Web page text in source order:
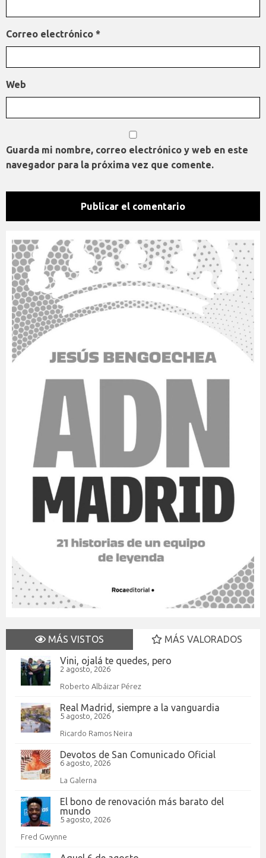
Correo electrónico *
Web
Guarda mi nombre, correo electrónico y web en este
navegador para la próxima vez que comente.
MÁS VISTOS
MÁS VALORADOS
Vini, ojalá te quedes, pero
2 agosto, 2026
Roberto Albáizar Pérez
Real Madrid, siempre a la vanguardia
5 agosto, 2026
Ricardo Ramos Neira
Devotos de San Comunicado Oficial
6 agosto, 2026
La Galerna
El bono de renovación más barato del
mundo
5 agosto, 2026
Fred Gwynne